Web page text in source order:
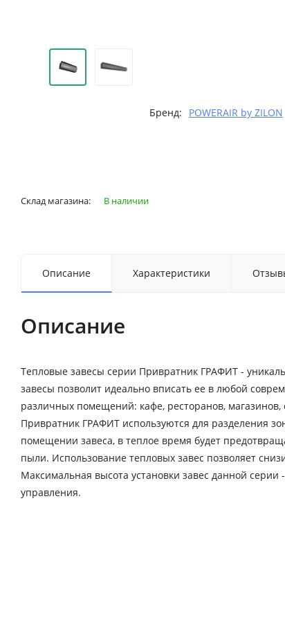
Бренд: POWERAIR by ZILON
Склад магазина: В наличии
Описание Характеристики
Описание
Тепловые завесы серии Привратник ГРАФИТ -
завесы позволит идеально вписать ее в любой
различных помещений: кафе, ресторанов,
Привратник ГРАФИТ используются для разделения
помещении завеса, в теплое время будет
пыли. Использование тепловых завес позволяет
Максимальная высота установки завес данной
управления.